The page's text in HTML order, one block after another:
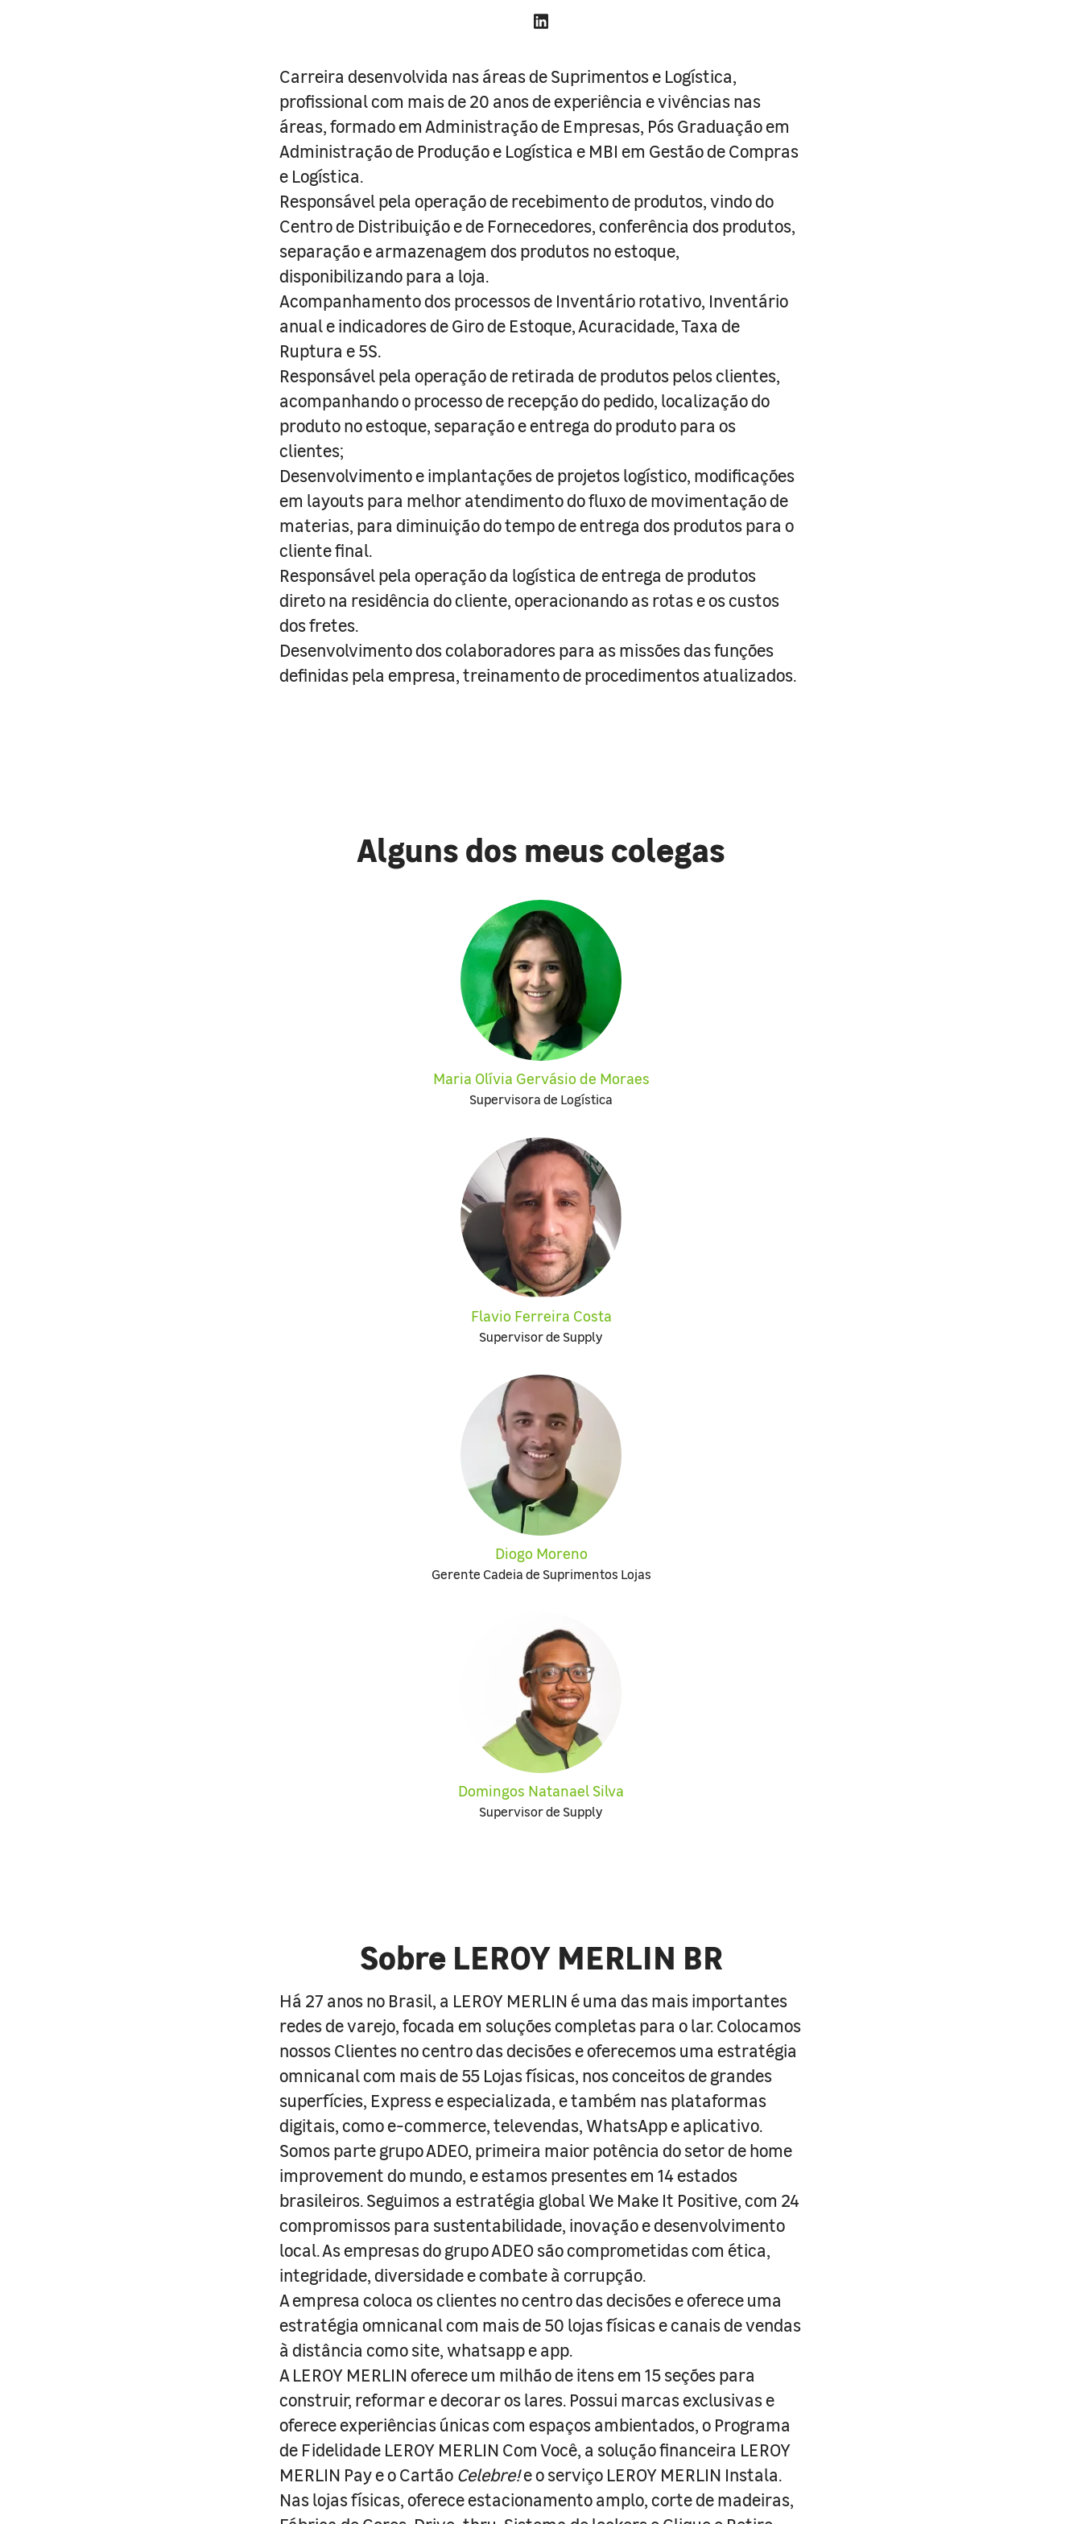
Carreira desenvolvida nas áreas de Suprimentos e Logística,
profissional com mais de 20 anos de experiência e vivências nas
áreas, formado em Administração de Empresas, Pós Graduação em
Administração de Produção e Logística e MBI em Gestão de Compras
e Logística.
Responsável pela operação de recebimento de produtos, vindo do
Centro de Distribuição e de Fornecedores, conferência dos produtos,
separação e armazenagem dos produtos no estoque,
disponibilizando para a loja.
Acompanhamento dos processos de Inventário rotativo, Inventário
anual e indicadores de Giro de Estoque, Acuracidade, Taxa de
Ruptura e 5S.
Responsável pela operação de retirada de produtos pelos clientes,
acompanhando o processo de recepção do pedido, localização do
produto no estoque, separação e entrega do produto para os
clientes;
Desenvolvimento e implantações de projetos logístico, modificações
em layouts para melhor atendimento do fluxo de movimentação de
materias, para diminuição do tempo de entrega dos produtos para o
cliente final.
Responsável pela operação da logística de entrega de produtos
direto na residência do cliente, operacionando as rotas e os custos
dos fretes.
Desenvolvimento dos colaboradores para as missões das funções
definidas pela empresa, treinamento de procedimentos atualizados.
Alguns dos meus colegas
Maria Olívia Gervásio de Moraes
Supervisora de Logística
Flavio Ferreira Costa
Supervisor de Supply
Diogo Moreno
Gerente Cadeia de Suprimentos Lojas
Domingos Natanael Silva
Supervisor de Supply
Sobre LEROY MERLIN BR
Há 27 anos no Brasil, a LEROY MERLIN é uma das mais importantes
redes de varejo, focada em soluções completas para o lar. Colocamos
nossos Clientes no centro das decisões e oferecemos uma estratégia
omnicanal com mais de 55 Lojas físicas, nos conceitos de grandes
superfícies, Express e especializada, e também nas plataformas
digitais, como e-commerce, televendas, WhatsApp e aplicativo.
Somos parte grupo ADEO, primeira maior potência do setor de home
improvement do mundo, e estamos presentes em 14 estados
brasileiros. Seguimos a estratégia global We Make It Positive, com 24
compromissos para sustentabilidade, inovação e desenvolvimento
local. As empresas do grupo ADEO são comprometidas com ética,
integridade, diversidade e combate à corrupção.
A empresa coloca os clientes no centro das decisões e oferece uma
estratégia omnicanal com mais de 50 lojas físicas e canais de vendas
à distância como site, whatsapp e app.
A LEROY MERLIN oferece um milhão de itens em 15 seções para
construir, reformar e decorar os lares. Possui marcas exclusivas e
oferece experiências únicas com espaços ambientados, o Programa
de Fidelidade LEROY MERLIN Com Você, a solução financeira LEROY
MERLIN Pay e o Cartão Celebre!e o serviço LEROY MERLIN Instala.
Nas lojas físicas, oferece estacionamento amplo, corte de madeiras,